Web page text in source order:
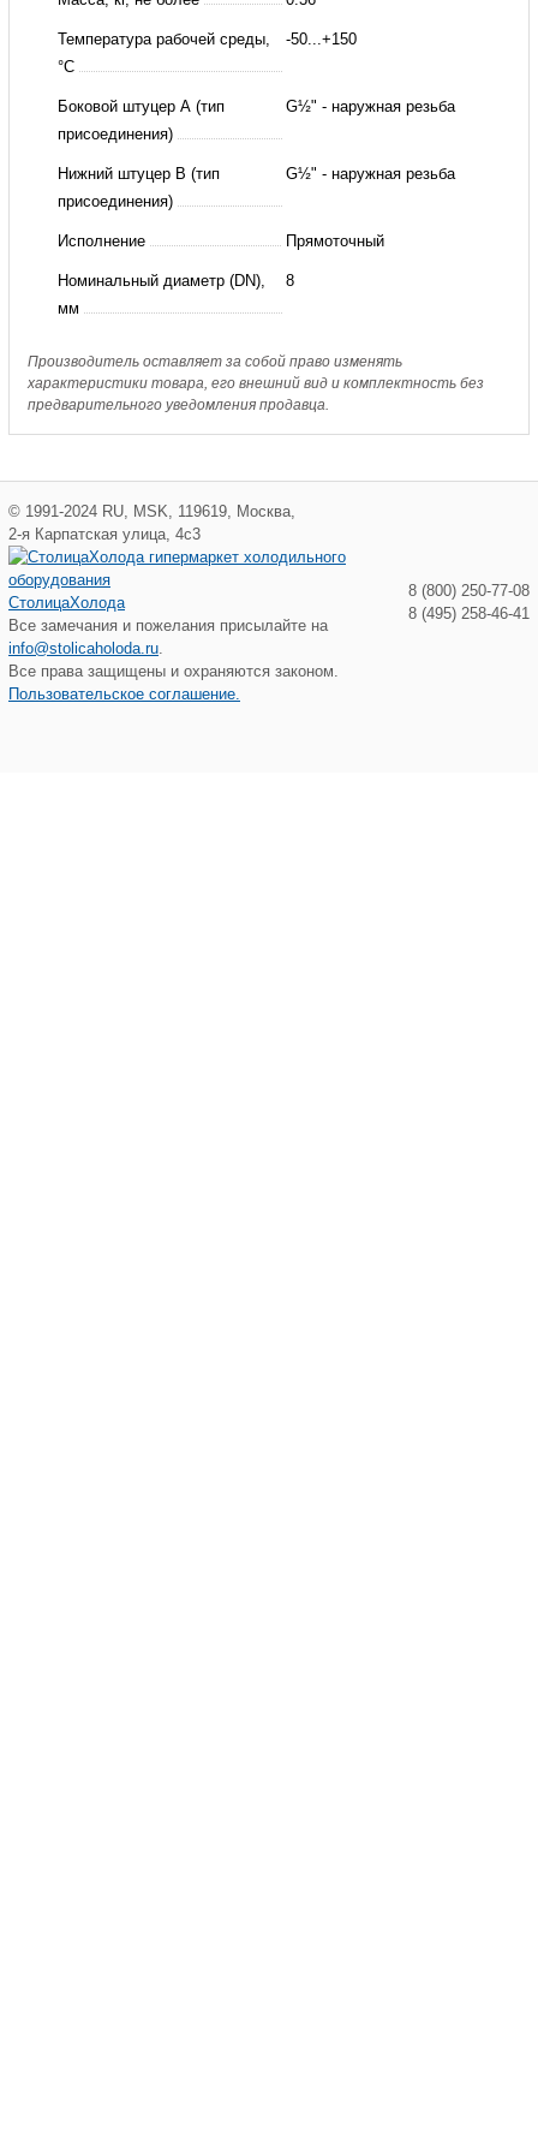
Температура рабочей среды,
°С
-50...+150
Боковой штуцер А (тип
присоединения)
G½" - наружная резьба
Нижний штуцер B (тип
присоединения)
G½" - наружная резьба
Исполнение Прямоточный
Номинальный диаметр (DN),
мм
8
Производитель оставляет за собой право изменять
характеристики товара, его внешний вид и комплектность без
предварительного уведомления продавца.
© 1991-2024 RU MSK 119619 Москва
2-я Карпатская улица, 4с3
СтолицаХолода
Все замечания и пожелания присылайте на
info@stolicaholoda.ru
Все права защищены и охраняются законом.
Пользовательское соглашение.
8 (800) 250-77-08
8 (495) 258-46-41